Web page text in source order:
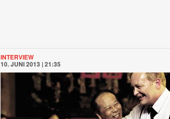
INTERVIEW
10. JUNI 2013 | 21:35